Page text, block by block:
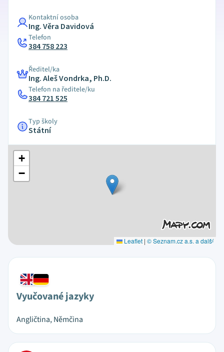
Kontaktní osoba
Ing. Věra Davidová
Telefon
384 758 223
Ředitel/ka
Ing. Aleš Vondrka, Ph.D.
Telefon na ředitele/ku
384 721 525
Typ školy
Státní
+
−
Leaflet | © Seznam.cz a.s. a další
Vyučované jazyky
Angličtina, Němčina